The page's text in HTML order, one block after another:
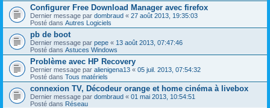
Configurer Free Download Manager avec firefox
Dernier message par dombraud « 27 août 2013, 19:35:03
Posté dans Autres Logiciels
pb de boot
Dernier message par pepe « 13 août 2013, 07:47:46
Posté dans Astuces Windows
Problème avec HP Recovery
Dernier message par alienigena13 « 05 juil. 2013, 07:54:32
Posté dans Tous matériels
connexion TV, Décodeur orange et home cinéma à livebox
Dernier message par dombraud « 01 mai 2013, 10:54:51
Posté dans Réseau